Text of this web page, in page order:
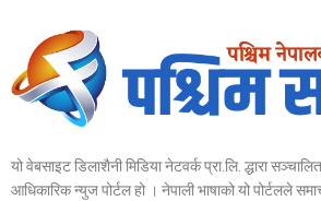
यो वेबसाइट डिलाशैनी मिडिया नेटवर्क प्रा.लि. द्धारा
आधिकारिक न्युज पोर्टल हो । नेपाली भाषाको यो पोर्टलले